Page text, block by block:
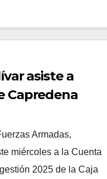
asiste a
Capredena
Armadas,
miércoles a la Cuenta
2025 de la Caja